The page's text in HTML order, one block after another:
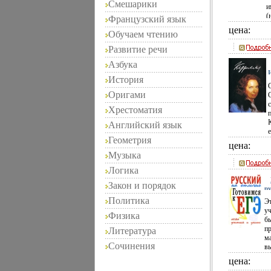
Смешарики
Французский язык
Обучаем чтению
Развитие речи
Азбука
История
Оригами
Хрестоматия
Английский язык
Геометрия
Музыка
Логика
Закон и порядок
Политика
Физика
Литература
Сочинения
цена:
цена:
цена: